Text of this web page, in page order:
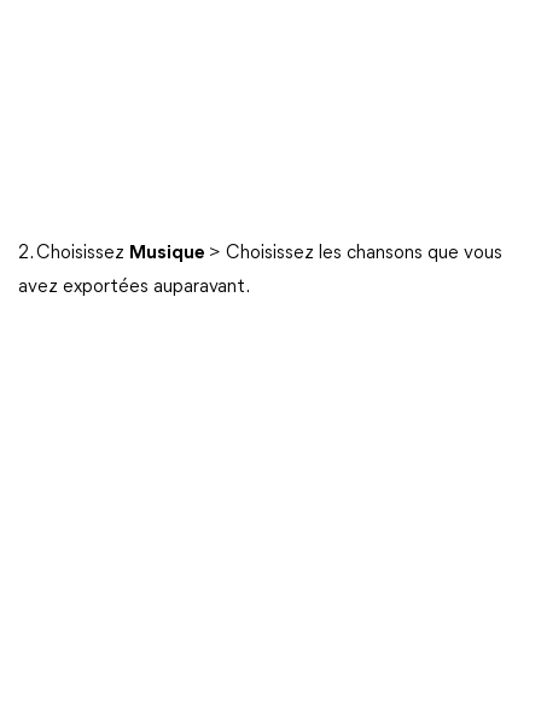
2. Choisissez Musique > Choisissez les chansons que vous
avez exportées auparavant.